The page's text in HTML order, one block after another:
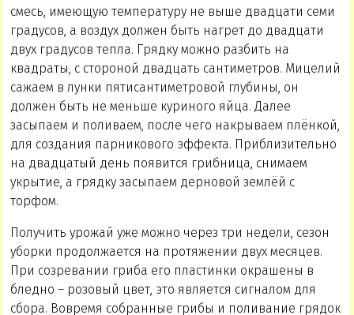
смесь, имеющую температуру не выше двадцати семи
градусов, а воздух должен быть нагрет до двадцати
двух градусов тепла. Грядку можно разбить на
квадраты, с стороной двадцать сантиметров. Мицелий
сажаем в лунки пятисантиметровой глубины, он
должен быть не меньше куриного яйца. Далее
засыпаем и поливаем, после чего накрываем плёнкой,
для создания парникового эффекта. Приблизительно
на двадцатый день появится грибница, снимаем
укрытие, а грядку засыпаем дерновой землёй с
торфом.
Получить урожай уже можно через три недели, сезон
уборки продолжается на протяжении двух месяцев.
При созревании гриба его пластинки окрашены в
бледно – розовый цвет, это является сигналом для
сбора. Вовремя собранные грибы и поливание грядок